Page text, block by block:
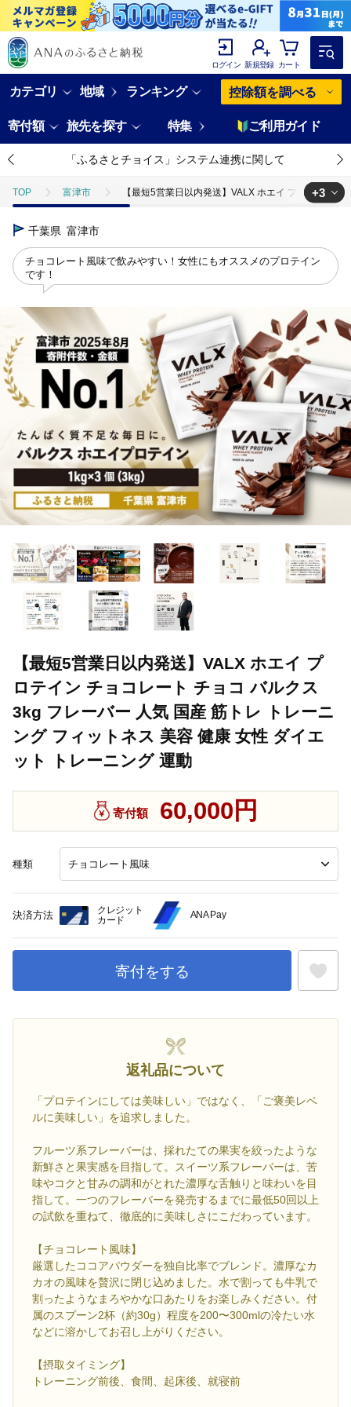
ログイン 新規登録 カート
カテゴリ 地域 ランキング 控除額を調べる
寄付額 旅先を探す 特集 ご利用ガイド
「ふるさとチョイス」システム連携に関して
TOP 富津市
【最短5営業日以内発送】VALX ホエイ プロテイン
TOP
飲料（酒以外）
TOP
日用品・雑貨 美容雑貨
+3
チョコレート風味で飲みやすい！女性にもオススメのプロテイン
です！
千葉県 富津市
【最短5営業日以内発送】VALX ホエイ プ
ロテイン チョコレート チョコ バルクス
3kg フレーバー 人気 国産 筋トレ トレーニ
ング フィットネス 美容 健康 女性 ダイエ
ット トレーニング 運動
寄付額 60,000円
種類
決済方法
クレジット
カード
ANA Pay
寄付をする
返礼品について
「プロテインにしては美味しい」ではなく、「ご褒美レベ
ルに美味しい」を追求しました。
フルーツ系フレーバーは、採れたての果実を絞ったような
新鮮さと果実感を目指して。スイーツ系フレーバーは、苦
味やコクと甘みの調和がとれた濃厚な舌触りと味わいを目
指して。一つのフレーバーを発売するまでに最低50回以上
の試飲を重ねて、徹底的に美味しさにこだわっています。
【チョコレート風味】
厳選したココアパウダーを独自比率でブレンド。濃厚なカ
カオの風味を贅沢に閉じ込めました。水で割っても牛乳で
割ったようなまろやかな口あたりをお楽しみください。付
属のスプーン2杯（約30g）程度を200〜300mlの冷たい水
などに溶かしてお召し上がりください。
【摂取タイミング】
トレーニング前後、食間、起床後、就寝前